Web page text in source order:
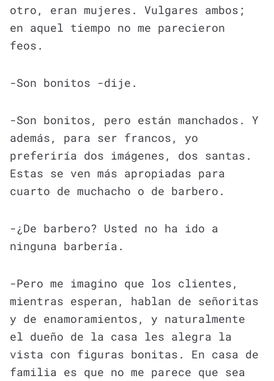
otro, eran mujeres. Vulgares ambos;
en aquel tiempo no me parecieron
feos.
-Son bonitos -dije.
-Son bonitos, pero están manchados. Y
además, para ser francos, yo
preferiría dos imágenes, dos santas.
Estas se ven más apropiadas para
cuarto de muchacho o de barbero.
-¿De barbero? Usted no ha ido a
ninguna barbería.
-Pero me imagino que los clientes,
mientras esperan, hablan de señoritas
y de enamoramientos, y naturalmente
el dueño de la casa les alegra la
vista con figuras bonitas. En casa de
familia es que no me parece que sea